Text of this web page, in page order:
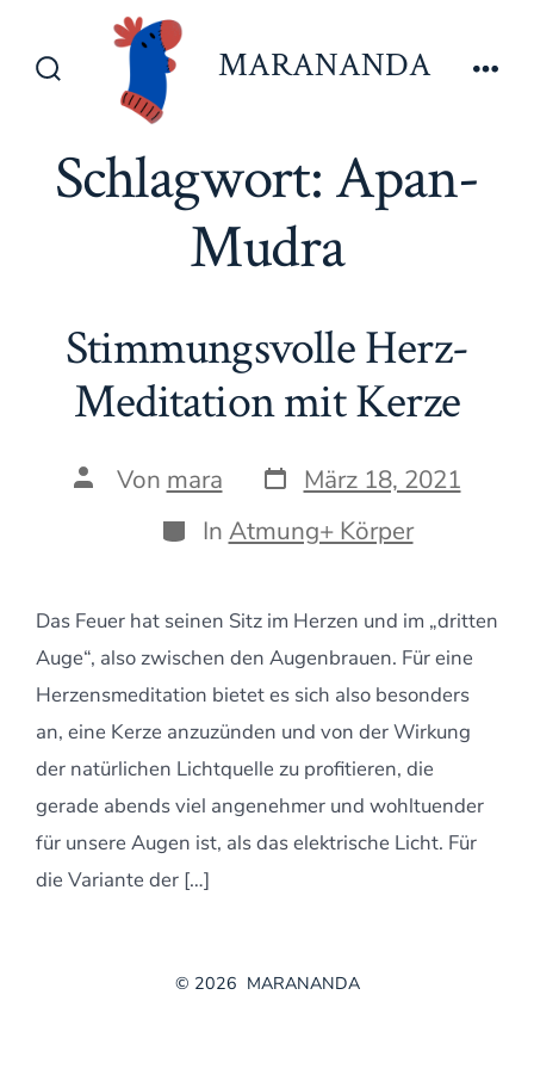
Inhalt
ein-/ausblenden
MARANANDA
Schlagwort:Apan-
Mudra
Stimmungsvolle Herz-
Meditation mit Kerze
Autor
Beitrags
Von mara Datum
des
Beitrags
März 18, 2021
Kategorien
In Atmung+ Körper
Das Feuer hat seinen Sitz im Herzen und im „dritten
Auge“, also zwischen den Augenbrauen. Für eine
Herzensmeditation bietet es sich also besonders
an, eine Kerze anzuzünden und von der Wirkung
der natürlichen Lichtquelle zu profitieren, die
gerade abends viel angenehmer und wohltuender
für unsere Augen ist, als das elektrische Licht. Für
die Variante der […]
© 2026 MARANANDA